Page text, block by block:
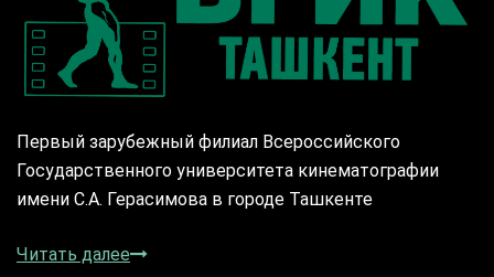
Первый зарубежный филиал Всероссийского
Государственного университета кинематографии
имени С.А. Герасимова в городе Ташкенте
Читать далее